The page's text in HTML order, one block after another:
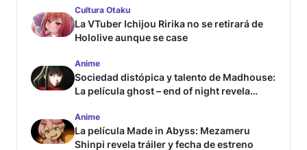
Cultura Otaku
La VTuber Ichijou Ririka no se retirará de
Hololive aunque se case
Anime
Sociedad distópica y talento de Madhouse:
La película ghost – end of night revela
Anime
La película Made in Abyss: Mezameru
Shinpi revela tráiler y fecha de estreno